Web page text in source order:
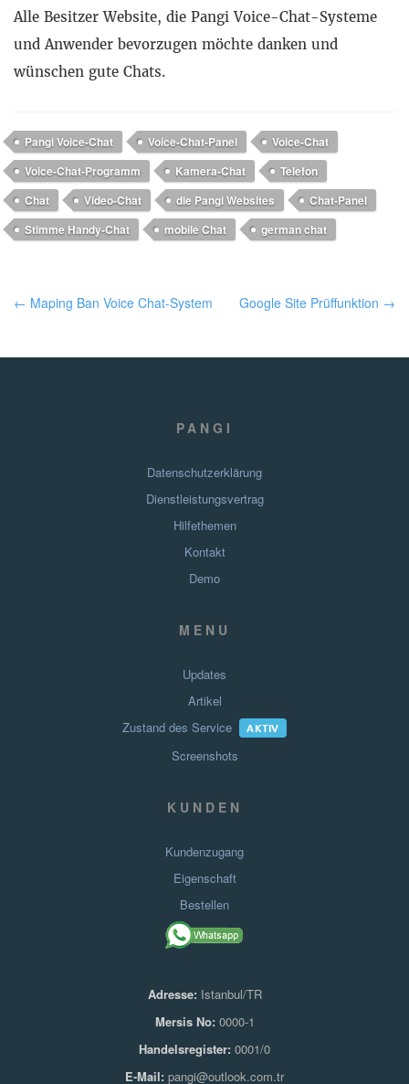
Alle Besitzer Website, die Pangi Voice-Chat-Systeme
und Anwender bevorzugen möchte danken und
wünschen gute Chats.
Pangi Voice-Chat Voice-Chat-Panel
Voice-Chat
Voice-Chat-Programm
Kamera-Chat
Telefon
Chat
Video-Chat die Pangi Websites
Chat-Panel
Stimme Handy-Chat
mobile Chat german chat
← Maping Ban Voice Chat-System Google Site Prüffunktion →
PANGI
Datenschutzerklärung
Dienstleistungsvertrag
Hilfethemen
Kontakt
Demo
MENU
Updates
Artikel
Zustand des Service
AKTIV
Screenshots
KUNDEN
Kundenzugang
Eigenschaft
Bestellen
Adresse:Istanbul/TR
Mersis No:0000-1
Handelsregister: 0001/0
E-Mail: pangi@outlook.com.tr